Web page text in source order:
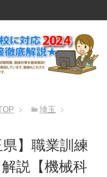
埼玉
県】職業訓練
説【機械科